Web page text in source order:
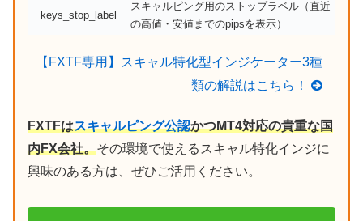
keys_stop_label
スキャルピング用のストップラベル（直近
の高値・安値までのpipsを表示）
【FXTF専用】スキャル特化型インジケーター3種
類の解説はこちら！
FXTFはスキャルピング公認かつMT4対応の貴重な国
内FX会社。その環境で使えるスキャル特化インジに
興味のある方は、ぜひご活用ください。